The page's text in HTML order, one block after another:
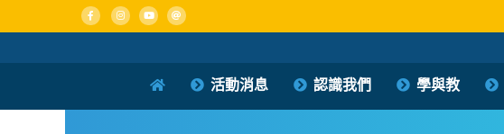
to
content
活動消息
認識我們 學與教